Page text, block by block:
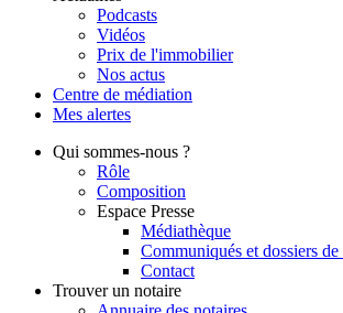
Podcasts
Vidéos
Prix de l'immobilier
Nos actus
Centre de médiation
Mes alertes
Qui sommes-nous ?
Rôle
Composition
Espace Presse
Médiathèque
Communiqués et dossiers de
Contact
Trouver un notaire